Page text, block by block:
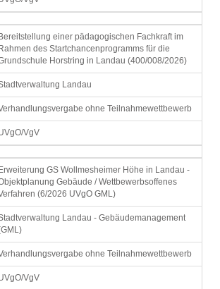
Bereitstellung einer pädagogischen Fachkraft im
Rahmen des Startchancenprogramms für die
Horstring in Landau (400/008/2026)
Landau
ohne Teilnahmewettbewerb
VgV
Erweiterung GS Wollmesheimer Höhe in Landau -
Gebäude / Wettbewerbsoffenes
(6/2026 UVgO GML)
Landau - Gebäudemanagement
ohne Teilnahmewettbewerb
VgV